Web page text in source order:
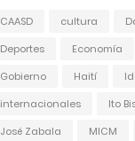
CAASD cultura
Deportes
Economía
Gobierno
Haití
internacionales
Ito
José Zabala
MICM